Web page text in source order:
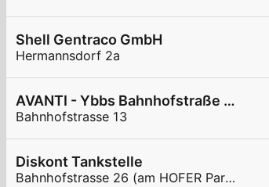
Shell Gentraco GmbH
Hermannsdorf 2a
AVANTI - Ybbs Bahnhofstraße 13
Bahnhofstrasse 13
Diskont Tankstelle
Bahnhofstrasse 26 (am HOFER Parkplatz)